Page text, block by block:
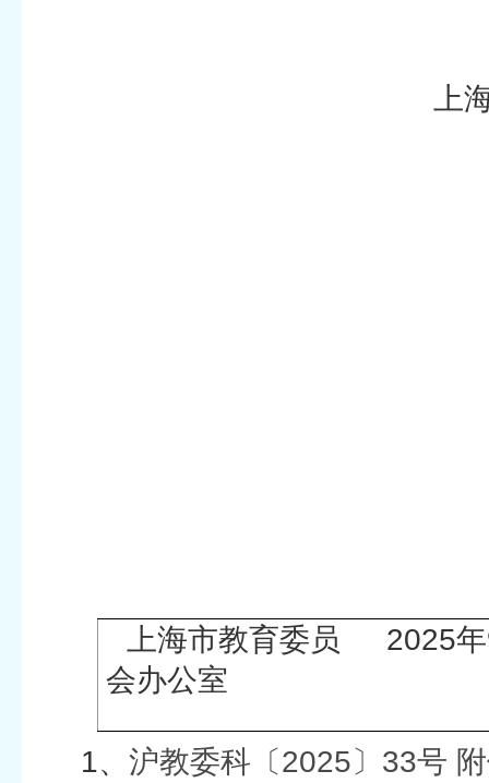
上海
上海市教育委员
会办公室
2025
1、 沪教委科〔2025〕33号